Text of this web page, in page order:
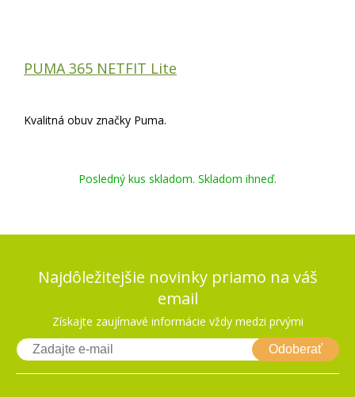
PUMA 365 NETFIT Lite
Kvalitná obuv značky Puma.
Posledný kus skladom. Skladom ihneď.
Najdôležitejšie novinky priamo na váš
email
Získajte zaujímavé informácie vždy medzi prvými
Odoberať